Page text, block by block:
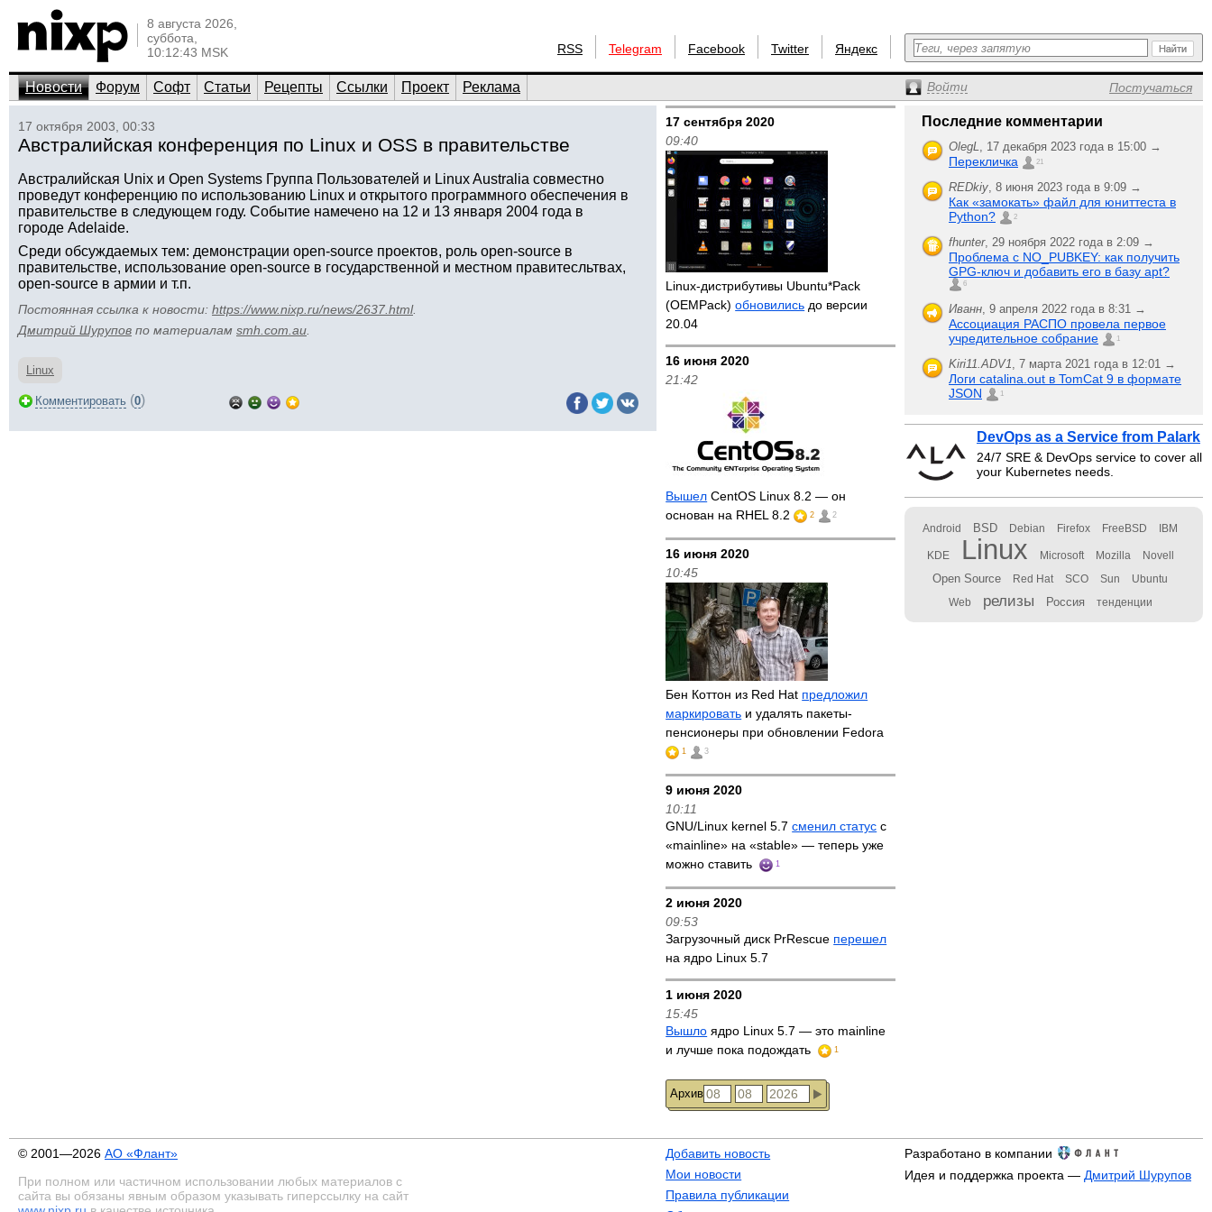
8 августа 2026,
суббота,
10:12:43 MSK
RSS Telegram Facebook Twitter Яндекс
Новости Форум Софт Статьи Рецепты Ссылки Проект Реклама Войти Постучаться
17 октября 2003, 00:33
Австралийская конференция по Linux и OSS в правительстве
Австралийская Unix и Open Systems Группа Пользователей и Linux Australia совместно
проведут конференцию по использованию Linux и открытого программного обеспечения в
правительстве в следующем году. Событие намечено на 12 и 13 января 2004 года в
городе Adelaide.
Среди обсуждаемых тем: демонстрации open-source проектов, роль open-source в
правительстве, использование open-source в государственной и местном правитесльтвах,
open-source в армии и т.п.
Постоянная ссылка к новости: https://www.nixp.ru/news/2637.html.
Дмитрий Шурупов по материалам smh.com.au
Linux
Комментировать (0)
17 сентября 2020
09:40
Linux-дистрибутивы Ubuntu*Pack
(OEMPack)обновились до версии
20.04
16 июня 2020
21:42
Вышел CentOS Linux 8.2 — он
основан на RHEL 8.2
2 2
16 июня 2020
10:45
Бен Коттон из Red Hat предложил
маркировать и удалять пакеты-
пенсионеры при обновлении Fedora
1 3
9 июня 2020
10:11
GNU/Linux kernel 5.7сменил статус с
«mainline» на «stable» — теперь уже
можно ставить
1
2 июня 2020
09:53
Загрузочный диск PrRescue перешел
на ядро Linux 5.7
1 июня 2020
15:45
Вышло ядро Linux 5.7 — это mainline
и лучше пока подождать
1
Архив
Последние комментарии
OlegL, 17 декабря 2023 года в 15:00 →
Перекличка 21
REDkiy, 8 июня 2023 года в 9:09 →
Как «замокать» файл для юниттеста в
Python?
2
fhunter, 29 ноября 2022 года в 2:09 →
Проблема с NO_PUBKEY: как получить
GPG-ключ и добавить его в базу apt?
6
Иванн, 9 апреля 2022 года в 8:31 →
Ассоциация РАСПО провела первое
учредительное собрание
1
Kiri11.ADV1, 7 марта 2021 года в 12:01 →
Логи catalina.out в TomCat 9 в формате
JSON
1
DevOps as a Service from Palark
24/7 SRE & DevOps service to cover all
your Kubernetes needs.
Android BSD Debian Firefox FreeBSD IBM
KDE Linux Microsoft Mozilla Novell
Open Source Red Hat SCO Sun Ubuntu
Web релизы Россия тенденции
© 2001—2026 АО «Флант»
При полном или частичном использовании любых материалов с
сайта вы обязаны явным образом указывать гиперссылку на сайт
Добавить новость
Мои новости
Правила публикации
Разработано в компании
Идея и поддержка проекта — Дмитрий Шурупов